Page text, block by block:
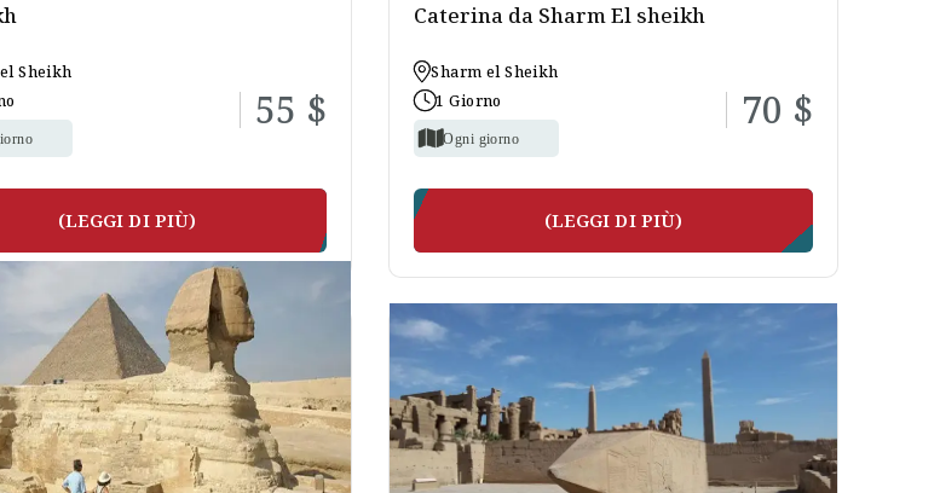
Sheikh
55 $
(LEGGI DI PIÙ)
Caterina da Sharm El sheikh
Sharm el Sheikh
1 Giorno
Ogni giorno
70 $
(LEGGI DI PIÙ)